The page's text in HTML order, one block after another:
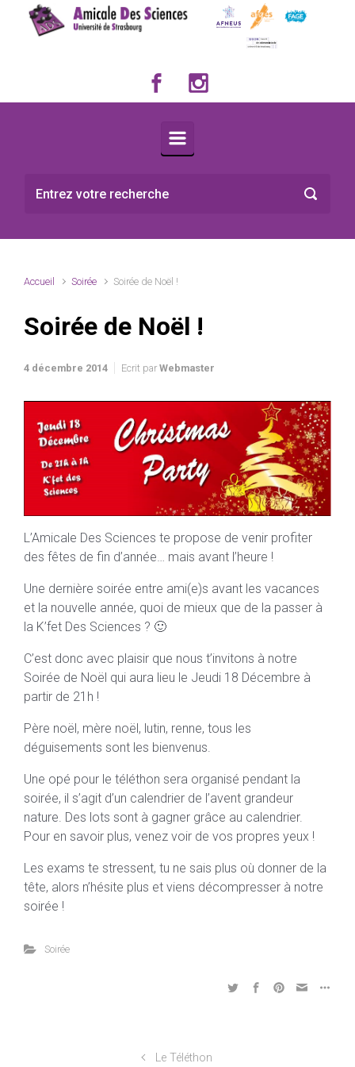
Skip to main content
Accueil Soirée Soirée de Noël !
Soirée de Noël !
4 décembre 2014 Ecrit par Webmaster
L’Amicale Des Sciences te propose de venir profiter
des fêtes de fin d’année… mais avant l’heure !
Une dernière soirée entre ami(e)s avant les vacances
et la nouvelle année, quoi de mieux que de la passer à
la K’fet Des Sciences ? 🙂
C’est donc avec plaisir que nous t’invitons à notre
Soirée de Noël qui aura lieu le Jeudi 18 Décembre à
partir de 21h !
Père noël, mère noël, lutin, renne, tous les
déguisements sont les bienvenus.
Une opé pour le téléthon sera organisé pendant la
soirée, il s’agit d’un calendrier de l’avent grandeur
nature. Des lots sont à gagner grâce au calendrier.
Pour en savoir plus, venez voir de vos propres yeux !
Les exams te stressent, tu ne sais plus où donner de la
tête, alors n’hésite plus et viens décompresser à notre
soirée !
Soirée
Le Téléthon